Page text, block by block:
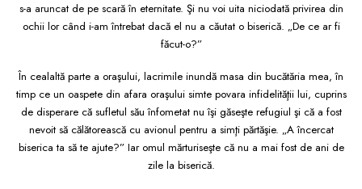
Lideri
Predicare
Lucrarea cu Copiii și Tinerii
Grupuri Mici
Închinare prin Muzică
Apologetică
s-a aruncat de pe scară în eternitate. Şi nu voi uita niciodată privirea din
ochii lor când i-am întrebat dacă el nu a căutat o biserică. „De ce ar fi
făcut-o?”
În cealaltă parte a oraşului, lacrimile inundă masa din bucătăria mea, în
timp ce un oaspete din afara oraşului simte povara infidelităţii lui, cuprins
de disperare că sufletul său înfometat nu îşi găseşte refugiul şi că a fost
nevoit să călătorească cu avionul pentru a simţi părtăşie. „A încercat
biserica ta să te ajute?” Iar omul mărturiseşte că nu a mai fost de ani de
zile la biserică.